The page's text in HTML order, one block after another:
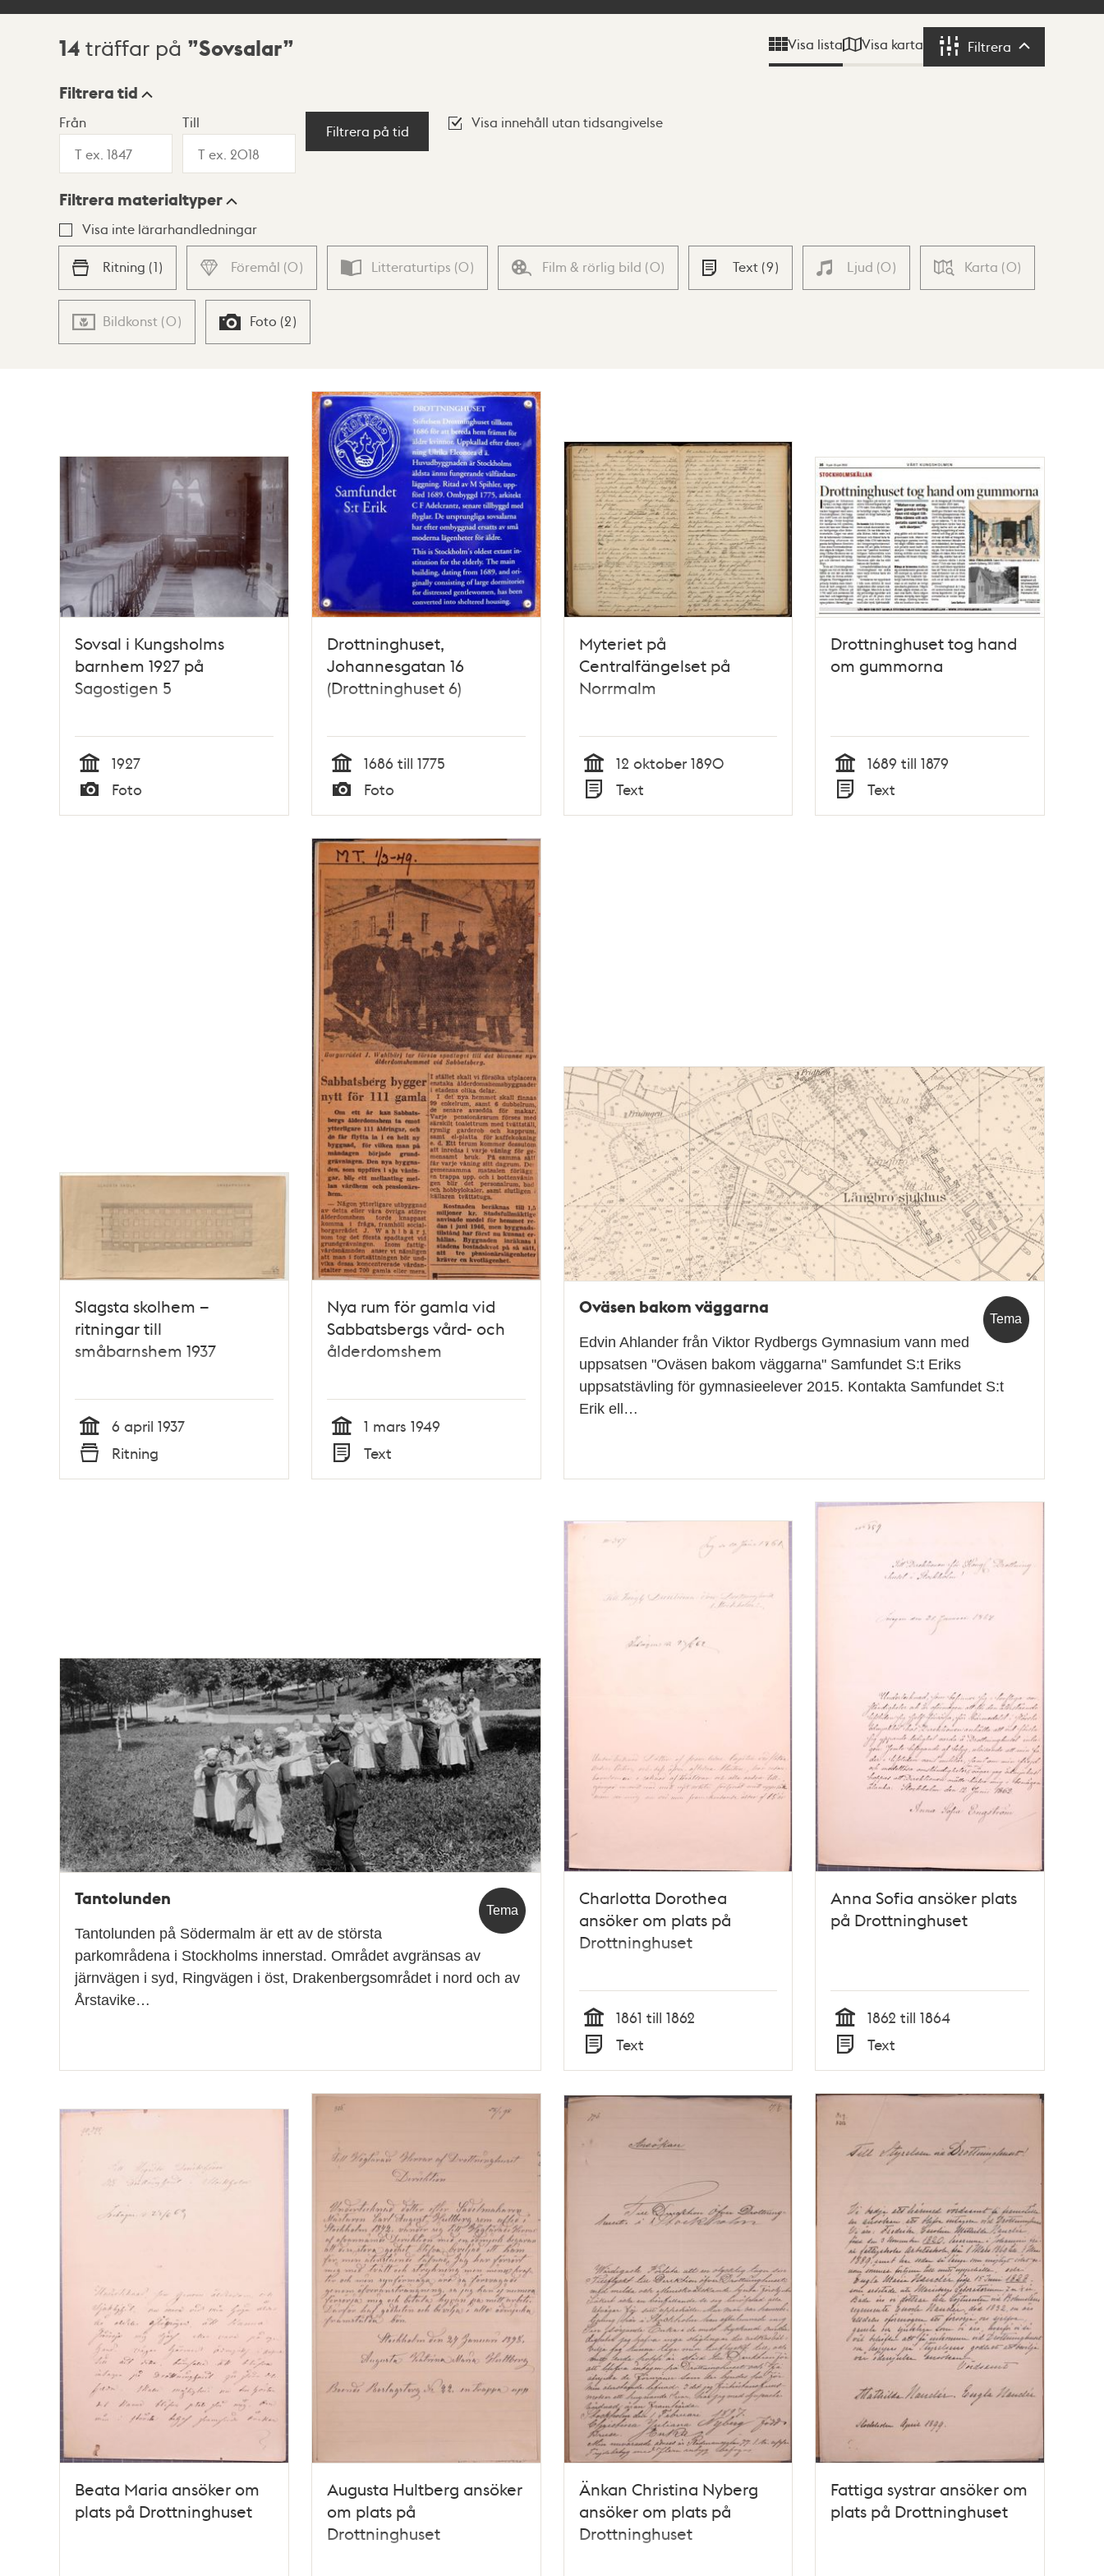
Sökresultat
14 träffar på Sovsalar Visa lista Visa karta Filtrera Filtrera
Visningsläge
Lista Karta
Filtrera tid
Från Till
Filtrera på tid
Visa innehåll utan tidsangivelse
Filtrera materialtyper
Visa inte lärarhandledningar
Ritning (1) Föremål (0) Litteraturtips (0) Film & rörlig bild (0) Text (9) Ljud (0) Karta (0)
Bildkonst (0) Foto (2)
Sovsal i Kungsholms
barnhem 1927 på
Sagostigen 5
Tid
1927
Typ
Foto
Drottninghuset,
Johannesgatan 16
(Drottninghuset 6)
Tid
1686 till 1775
Typ
Foto
Myteriet på
Centralfängelset på
Norrmalm
Tid
12 oktober 1890
Typ
Text
Drottninghuset tog hand
om gummorna
Tid
1689 till 1879
Typ
Text
Slagsta skolhem –
ritningar till
småbarnshem 1937
Tid
6 april 1937
Typ
Ritning
Nya rum för gamla vid
Sabbatsbergs vård- och
ålderdomshem
Tid
1 mars 1949
Typ
Text
Tema
Oväsen bakom väggarna
Edvin Ahlander från Viktor Rydbergs Gymnasium vann med
uppsatsen "Oväsen bakom väggarna" Samfundet S:t Eriks
uppsatstävling för gymnasieelever 2015. Kontakta Samfundet S:t
Erik ell…
Tema
Tantolunden
Tantolunden på Södermalm är ett av de största
parkområdena i Stockholms innerstad. Området avgränsas av
järnvägen i syd, Ringvägen i öst, Drakenbergsområdet i nord och av
Årstavike…
Charlotta Dorothea
ansöker om plats på
Drottninghuset
Tid
1861 till 1862
Typ
Text
Anna Sofia ansöker plats
på Drottninghuset
Tid
1862 till 1864
Typ
Text
Beata Maria ansöker om
plats på Drottninghuset
Augusta Hultberg ansöker
om plats på
Drottninghuset
Änkan Christina Nyberg
ansöker om plats på
Drottninghuset
Fattiga systrar ansöker om
plats på Drottninghuset